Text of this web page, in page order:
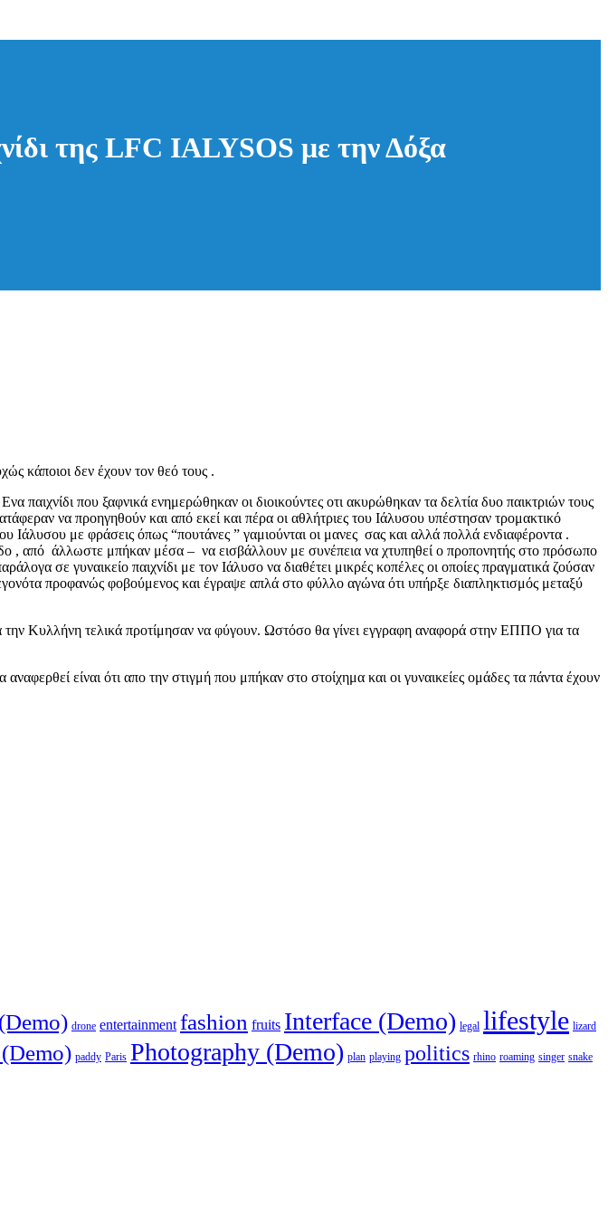
της LFC IALYSOS με την Δόξα
κάποιοι δεν έχουν τον θεό τους .
που ξαφνικά ενημερώθηκαν οι διοικούντες οτι ακυρώθηκαν τα δελτία δυο παικτριών τους
να προηγηθούν και από εκεί και πέρα οι αθλήτριες του Ιάλυσου υπέστησαν τρομακτικό
Ιάλυσου με φράσεις όπως “πουτάνες ” γαμιούνται οι μανες σας και αλλά πολλά ενδιαφέροντα .
, από άλλωστε μπήκαν μέσα – να εισβάλλουν με συνέπεια να χτυπηθεί ο προπονητής στο πρόσωπο
σε γυναικείο παιχνίδι με τον Ιάλυσο να διαθέτει μικρές κοπέλες οι οποίες πραγματικά ζούσαν
προφανώς φοβούμενος και έγραψε απλά στο φύλλο αγώνα ότι υπήρξε διαπληκτισμός μεταξύ
Κυλλήνη τελικά προτίμησαν να φύγουν. Ωστόσο θα γίνει εγγραφη αναφορά στην ΕΠΠΟ για τα
είναι ότι απο την στιγμή που μπήκαν στο στοίχημα και οι γυναικείες ομάδες τα πάντα έχουν
drone entertainment fashion fruits Interface (Demo) legal lifestyle lizard
paddy Paris Photography (Demo) plan playing politics rhino roaming singer snake